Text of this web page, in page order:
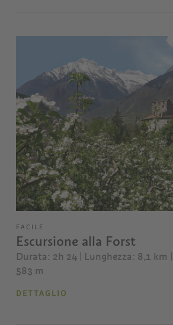
FACILE
Escursione alla Forst
Durata: 2h 24 | Lunghezza: 8,1 km
583 m
DETTAGLIO